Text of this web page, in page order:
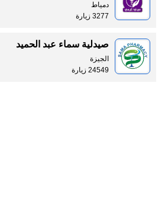
دمياط
3277 زيارة
صيدلية سماء عبد الحميد
الجيزة
24549 زيارة